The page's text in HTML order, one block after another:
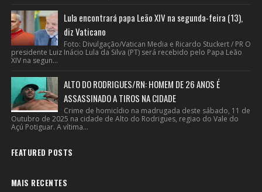
Lula encontrará papa Leão XIV na segunda-feira (13),
diz Vaticano
Foto: Divulgação/Vatican Media e Ricardo Stuckert / PR O
presidente Luiz Inácio Lula da Silva (PT) será recebido pelo Papa Leão
XIV na segun...
ALTO DO RODRIGUES/RN: HOMEM DE 26 ANOS É
ASSASSINADO A TIROS NA CIDADE
Crime de homicídio na madrugada deste sábado, 11 de
Outubro de 2025 na cidade de Alto do Rodrigues, regiao do Vale do
Açú Potiguar. A vítima...
FEATURED POSTS
MAIS RECENTES